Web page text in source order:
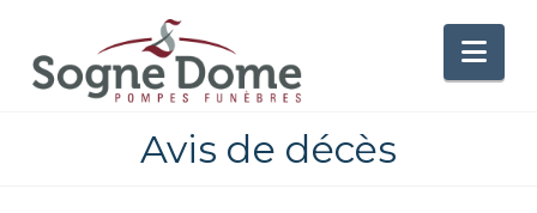
Avis de décès